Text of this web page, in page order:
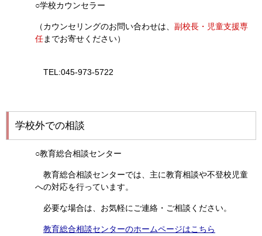
○学校カウンセラー
（カウンセリングのお問い合わせは、 副校長・ 児童支援専
任までお寄せください）
TEL:045-973-5722
学校外での相談
○教育総合相談センター
教育総合相談センターでは、主に教育相談や不登校児童
への対応を行っています。
必要な場合は、お気軽にご連絡・ご相談ください。
教育総合相談センターのホームページはこちら